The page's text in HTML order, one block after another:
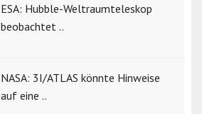
ESA: Hubble-Weltraumteleskop
beobachtet ..
NASA: 3I/ATLAS könnte Hinweise
auf eine ..